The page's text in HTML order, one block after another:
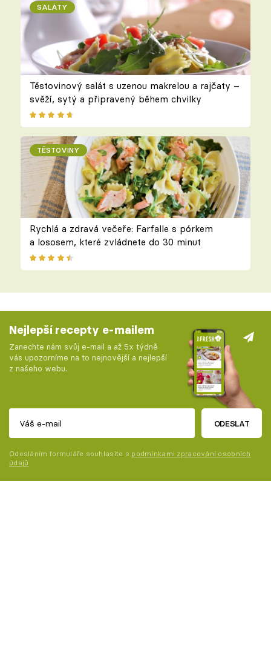
SALÁTY
Těstovinový salát s uzenou makrelou a rajčaty –
svěží, sytý a připravený během chvilky
TĚSTOVINY
Rychlá a zdravá večeře: Farfalle s pórkem
a lososem, které zvládnete do 30 minut
Nejlepší recepty e-mailem
Zanechte nám svůj e-mail a až 5x týdně
vás upozorníme na to nejnovější a nejlepší
z našeho webu.
ODESLAT
Odesláním formuláře souhlasíte s podmínkami zpracování osobních
údajů